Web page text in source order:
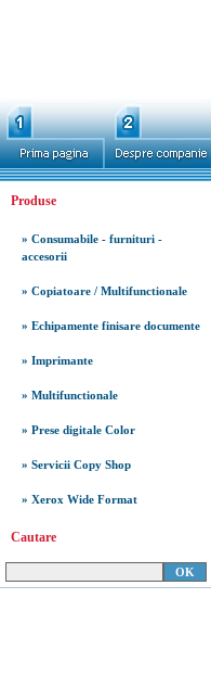
Produse
» Consumabile - furnituri -
accesorii
» Copiatoare / Multifunctionale
» Echipamente finisare documente
» Imprimante
» Multifunctionale
» Prese digitale Color
» Servicii Copy Shop
» Xerox Wide Format
Cautare